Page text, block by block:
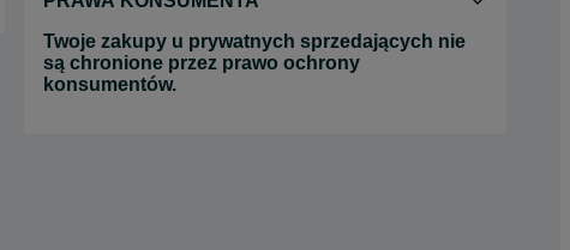
Twoje zakupy u prywatnych sprzedających nie
są chronione przez prawo ochrony
konsumentów.